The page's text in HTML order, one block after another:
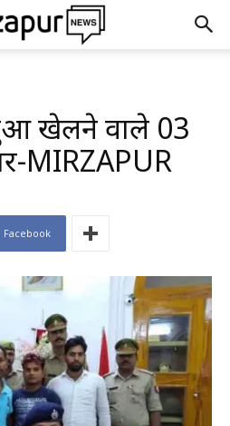
खेलने वाले 03
MIRZAPUR
Facebook